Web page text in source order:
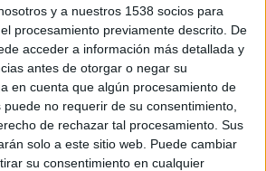
y a nuestros 1538 socios para
procesamiento previamente descrito. De
acceder a información más detallada y
antes de otorgar o negar su
en cuenta que algún procesamiento de
no requerir de su consentimiento,
de rechazar tal procesamiento. Sus
solo a este sitio web. Puede cambiar
su consentimiento en cualquier
SHARE
ENVIAR
PIN